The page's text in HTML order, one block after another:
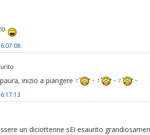
inizio a piangere
un diciottenne sEI esaurito